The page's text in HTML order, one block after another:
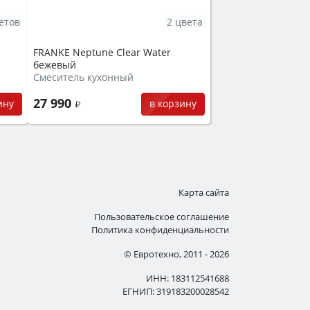
FRANKE Neptune Clear Water
бежевый
Смеситель кухонный
27 990 в корзину
2 цвета
Карта сайта
Пользовательское соглашение
Политика конфиденциальности
© Евротехно, 2011 - 2026
ИНН: 183112541688
ЕГНИП: 319183200028542